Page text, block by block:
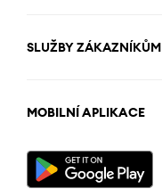
SLUŽBY ZÁKAZNÍKŮM
MOBILNÍ APLIKACE